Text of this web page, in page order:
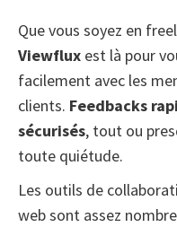
Que vous soyez en
Viewflux est là pour
facilement avec les
clients. Feedbacks
sécurisés, tout ou
toute quiétude.
Les outils de
web sont assez